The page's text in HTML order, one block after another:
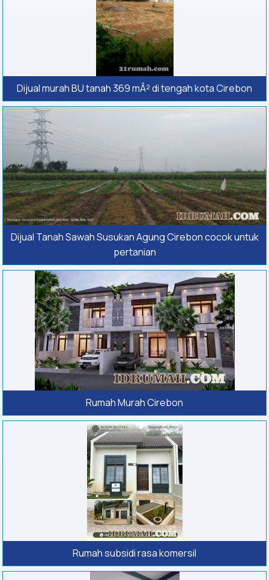
Dijual murah BU tanah 369 mÂ² di tengah kota Cirebon
Dijual Tanah Sawah Susukan Agung Cirebon cocok untuk
pertanian
Rumah Murah Cirebon
Rumah subsidi rasa komersil